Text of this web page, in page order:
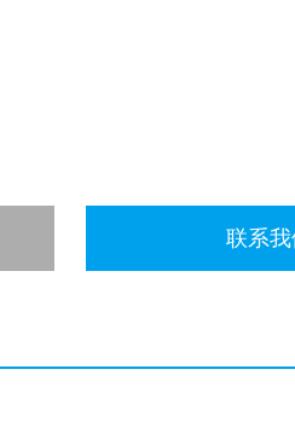
联系我